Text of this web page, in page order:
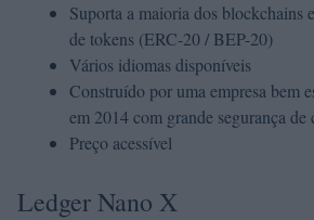
Suporta a maioria dos blockchains
de tokens (ERC-20 / BEP-20)
Vários idiomas disponíveis
Construído por uma empresa bem
em 2014 com grande segurança de
Preço acessível
Ledger Nano X